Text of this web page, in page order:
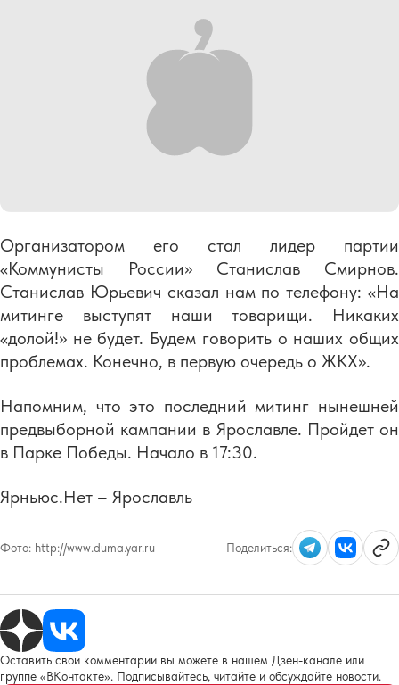
Организатором его стал лидер партии
«Коммунисты России» Станислав Смирнов.
Станислав Юрьевич сказал нам по телефону: «На
митинге выступят наши товарищи. Никаких
«долой!» не будет. Будем говорить о наших общих
проблемах. Конечно, в первую очередь о ЖКХ».
Напомним, что это последний митинг нынешней
предвыборной кампании в Ярославле. Пройдет он
в Парке Победы. Начало в 17:30.
Ярньюс.Нет – Ярославль
Фото: http://www.duma.yar.ru Поделиться:
Оставить свои комментарии вы можете в нашем Дзен-канале или
группе «ВКонтакте». Подписывайтесь, читайте и обсуждайте новости.